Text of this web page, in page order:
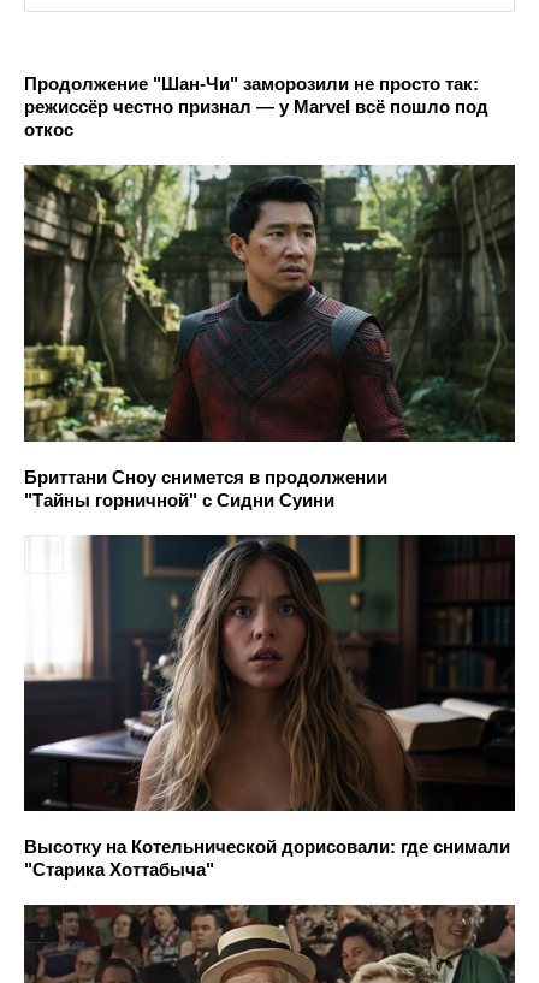
Продолжение "Шан-Чи" заморозили не просто так:
режиссёр честно признал — у Marvel всё пошло под
откос
Бриттани Сноу снимется в продолжении
"Тайны горничной" с Сидни Суини
Высотку на Котельнической дорисовали: где снимали
"Старика Хоттабыча"